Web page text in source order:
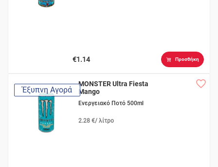
€1.14 Προσθήκη
Έξυπνη Αγορά
MONSTER Ultra Fiesta
Mango
Ενεργειακό Ποτό 500ml
2.28 €/ λίτρο